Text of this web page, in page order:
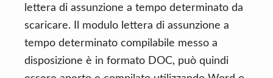
lettera di assunzione a tempo determinato da
scaricare. Il modulo lettera di assunzione a
tempo determinato compilabile messo a
disposizione è in formato DOC, può quindi